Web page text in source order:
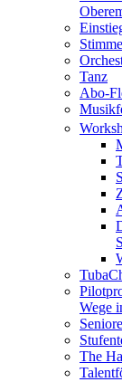
Stimme
Tanz
Abo-
Wege
The